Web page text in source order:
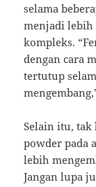
selama
menjadi lebih
kompleks.
dengan cara
tertutup
Selain itu,
powder pada
lebih
Jangan lupa